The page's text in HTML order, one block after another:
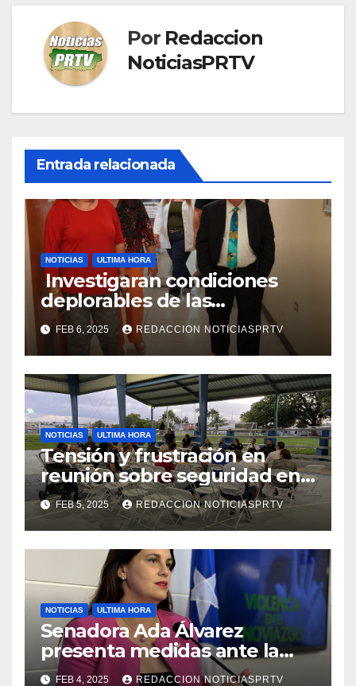
Por Redaccion
NoticiasPRTV
Entrada relacionada
NOTICIAS ULTIMA HORA
Investigaran condiciones
deplorables de las
facilidades el Departamento
de la Salud en Mayagüez
FEB 6, 2025 REDACCION NOTICIASPRTV
NOTICIAS ULTIMA HORA
Tensión y frustración en
reunión sobre seguridad en
Reparto Metropolitano
FEB 5, 2025 REDACCION NOTICIASPRTV
NOTICIAS ULTIMA HORA
Senadora Ada Álvarez
presenta medidas ante la
violencia en el noviazgo
FEB 4, 2025 REDACCION NOTICIASPRTV